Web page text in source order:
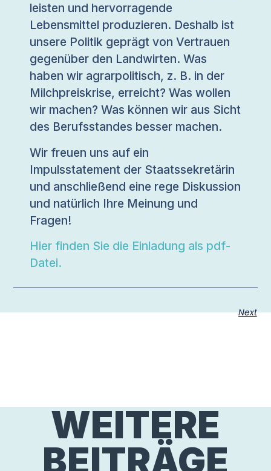
leisten und hervorragende
Lebensmittel produzieren. Deshalb ist
unsere Politik geprägt von Vertrauen
gegenüber den Landwirten. Was
haben wir agrarpolitisch, z. B. in der
Milchpreiskrise, erreicht? Was wollen
wir machen? Was können wir aus Sicht
des Berufsstandes besser machen.
Wir freuen uns auf ein
Impulsstatement der Staatssekretärin
und anschließend eine rege Diskussion
und natürlich Ihre Meinung und
Fragen!
Hier finden Sie die Einladung als pdf-
Datei.
Next
WEITERE
BEITRÄGE